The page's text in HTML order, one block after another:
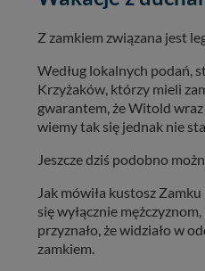
Z zamkiem związana jest
Według lokalnych podań,
Krzyżaków, którzy mieli
gwarantem, że Witold
wiemy tak się jednak nie
Jeszcze dziś podobno
Jak mówiła kustosz
się wyłącznie
przyznało, że widziało w
zamkiem.